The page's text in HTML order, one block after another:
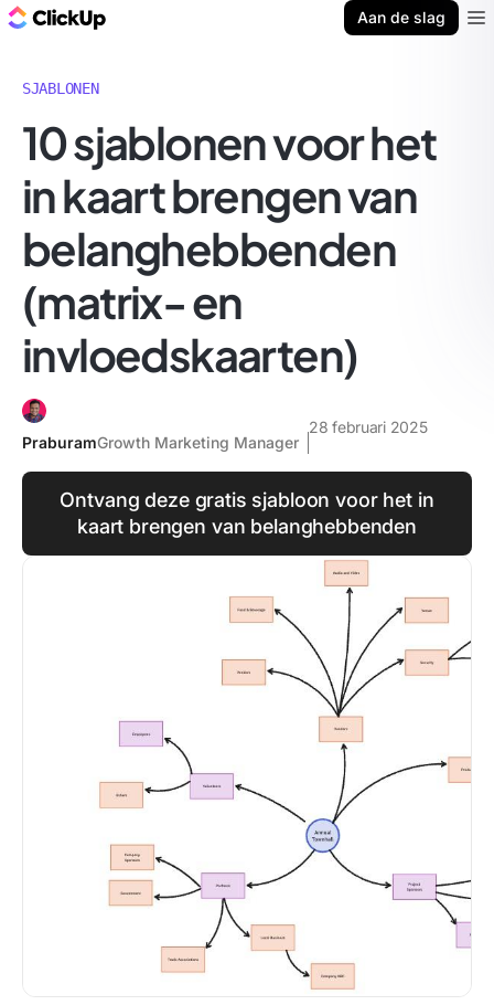
Aan de slag
SJABLONEN
10 sjablonen voor het
in kaart brengen van
belanghebbenden
(matrix- en
invloedskaarten)
PraburamGrowth Marketing Manager
28 februari 2025
Ontvang deze gratis sjabloon voor het in
kaart brengen van belanghebbenden